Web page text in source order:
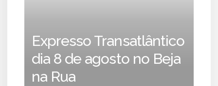
Expresso Transatlântico
dia 8 de agosto no Beja
na Rua